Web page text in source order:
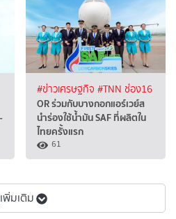
#ข่าวเศรษฐกิจ #TNN ช่อง16
OR ร่วมกับบางกอกแอร์เวย์ส
นำร่องใช้น้ำมัน SAF ที่ผลิตใน
ไทยครั้งแรก
61
พิ่มเติม